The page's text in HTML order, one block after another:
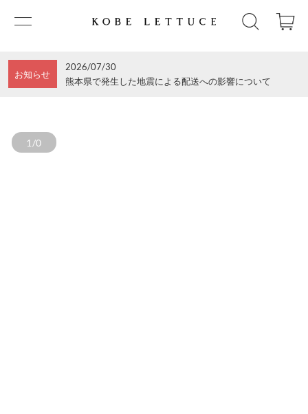
お知らせ
2026/07/30
熊本県で発生した地震による配送への影響について
1/0